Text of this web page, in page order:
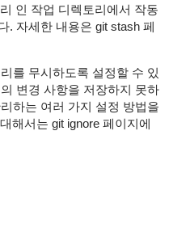
인 작업 디렉토리에서 작동
. 자세한 내용은 git stash 페
를 무시하도록 설정할 수 있
변경 사항을 저장하지 못하
하는 여러 가지 설정 방법을
해서는 git ignore 페이지에